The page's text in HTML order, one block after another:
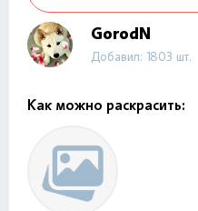
GorodN
Добавил: 1803 шт.
Как можно раскрасить: